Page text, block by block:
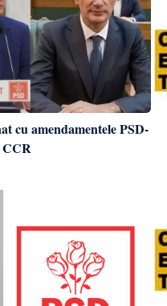
cu amendamentele PSD-
CCR